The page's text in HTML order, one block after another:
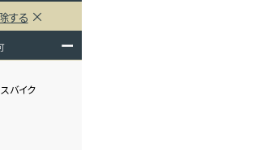
する
ー
バイク